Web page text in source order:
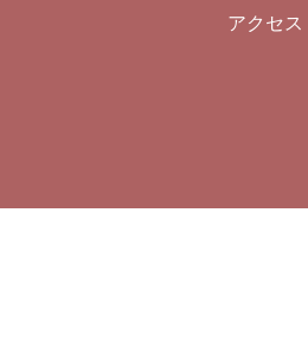
アクセス